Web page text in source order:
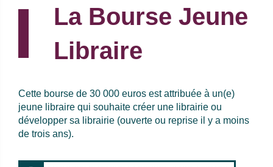
La Bourse Jeune
Libraire
Cette bourse de 30 000 euros est attribuée à un(e)
jeune libraire qui souhaite créer une librairie ou
développer sa librairie (ouverte ou reprise il y a moins
de trois ans).